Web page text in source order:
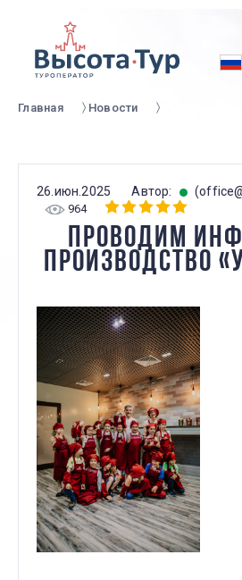
Главная Новости
26.июн.2025 Автор:
964
ПРОВОДИМ
ПРОИЗВОДСТВО